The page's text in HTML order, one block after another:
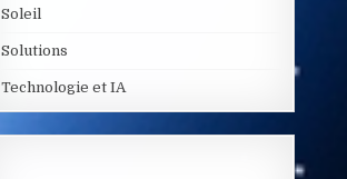
Soleil
Solutions
Technologie et IA